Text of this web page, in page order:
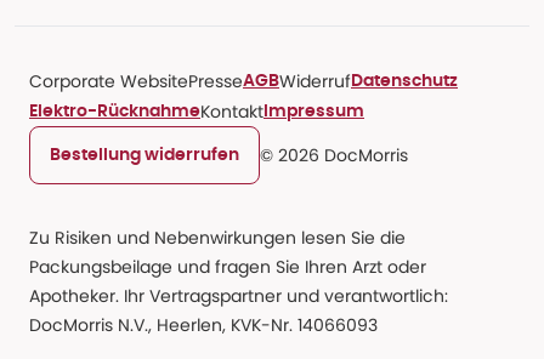
Corporate WebsitePresseAGBWiderruf Datenschutz
Elektro-RücknahmeKontakt Impressum
Bestellung widerrufen © 2026 DocMorris
Zu Risiken und Nebenwirkungen lesen Sie die
Packungsbeilage und fragen Sie Ihren Arzt oder
Apotheker. Ihr Vertragspartner und verantwortlich:
DocMorris N.V., Heerlen, KVK-Nr. 14066093